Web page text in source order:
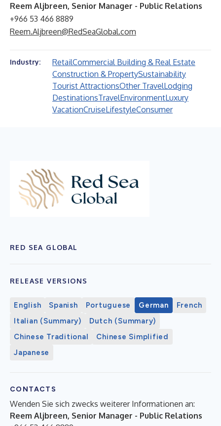
Reem Aljbreen, Senior Manager - Public Relations
+966 53 466 8889
Reem.Aljbreen@RedSeaGlobal.com
Industry: RetailCommercial Building & Real Estate
Construction & PropertySustainability
Tourist AttractionsOther TravelLodging
DestinationsTravelEnvironmentLuxury
VacationCruiseLifestyleConsumer
RED SEA GLOBAL
RELEASE VERSIONS
English Spanish Portuguese German
French
Italian (Summary)
Dutch (Summary)
Chinese Traditional
Chinese Simplified
Japanese
CONTACTS
Wenden Sie sich zwecks weiterer Informationen an:
Reem Aljbreen, Senior Manager - Public Relations